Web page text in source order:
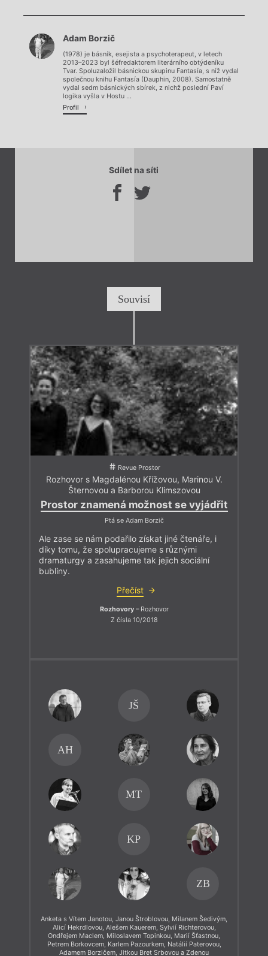
Chviličku.
Načítá se.
Adam Borzič
(1978) je básník, esejista a psychoterapeut, v letech
2013–2023 byl šéfredaktorem literárního obtýdeníku
Tvar. Spoluzaložil básnickou skupinu Fantasía, s níž vydal
společnou knihu Fantasía (Dauphin, 2008). Samostatně
vydal sedm básnických sbírek, z nichž poslední Paví
logika vyšla v Hostu ...
Profil
Sdílet na síti
Souvisí
Revue Prostor
Rozhovor s Magdalénou Křížovou, Marinou V.
Šternovou a Barborou Klimszovou
Prostor znamená možnost se vyjádřit
Ptá se Adam Borzič
Ale zase se nám podařilo získat jiné čtenáře, i
díky tomu, že spolupracujeme s různými
dramaturgy a zasahujeme tak jejich sociální
bubliny.
Přečíst
Rozhovory– Rozhovor
Z čísla 10/2018
JŠ
AH
MT
KP
ZB
Anketa s Vítem Janotou, Janou Štroblovou, Milanem Šedivým,
Alicí Hekrdlovou, Alešem Kauerem, Sylvií Richterovou,
Ondřejem Maclem, Miloslavem Topinkou, Marií Šťastnou,
Petrem Borkovcem, Karlem Pazourkem, Natálií Paterovou,
Adamem Borzičem, Jitkou Bret Srbovou a Zdenou